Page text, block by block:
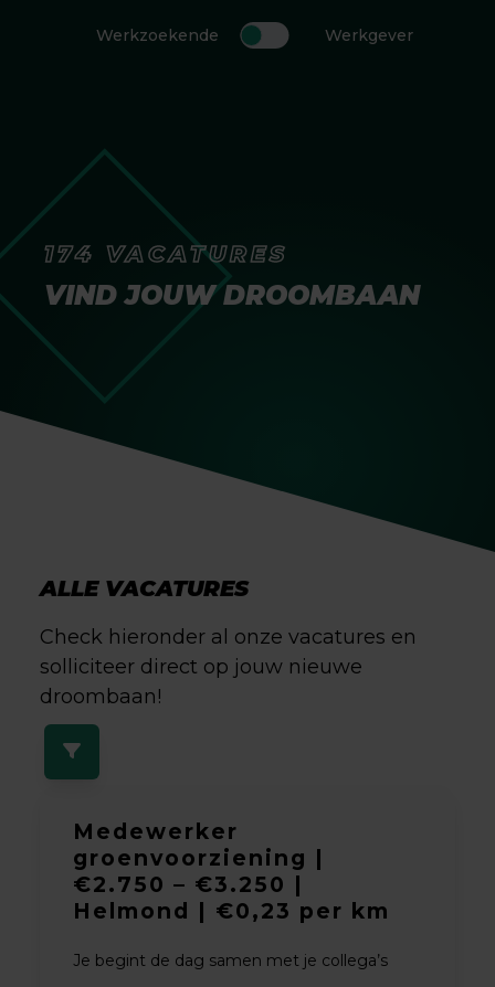
Werkzoekende Werkgever
174 VACATURES
VIND JOUW DROOMBAAN
ALLE VACATURES
Check hieronder al onze vacatures en
solliciteer direct op jouw nieuwe
droombaan!
Medewerker
groenvoorziening |
€2.750 – €3.250 |
Helmond | €0,23 per km
Je begint de dag samen met je collega’s